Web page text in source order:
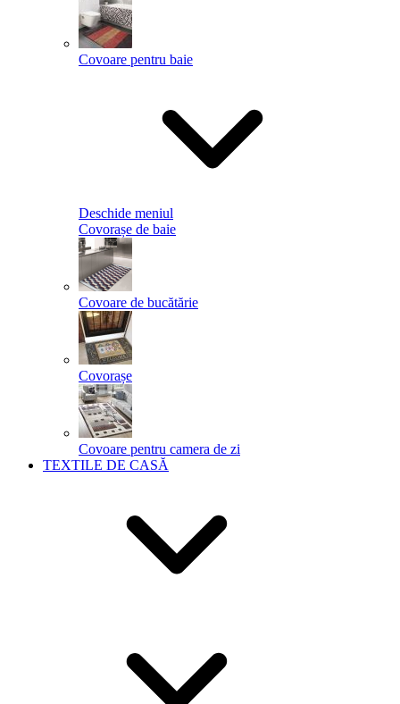
Covoare pentru baie
Deschide meniul
Covorașe de baie
Covoare de bucătărie
Covorașe
Covoare pentru camera de zi
TEXTILE DE CASĂ